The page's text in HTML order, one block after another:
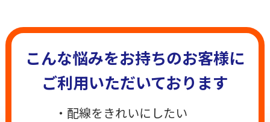
こんな悩みをお持ちのお客様に
ご利用いただいております
・配線をきれいにしたい